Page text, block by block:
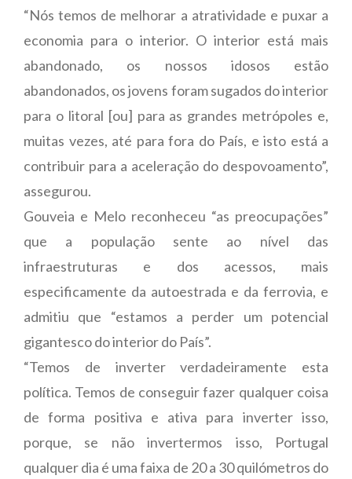
“Nós temos de melhorar a atratividade e puxar a
economia para o interior. O interior está mais
abandonado, os nossos idosos estão
abandonados, os jovens foram sugados do interior
para o litoral [ou] para as grandes metrópoles e,
muitas vezes, até para fora do País, e isto está a
contribuir para a aceleração do despovoamento”,
assegurou.
Gouveia e Melo reconheceu “as preocupações”
que a população sente ao nível das
infraestruturas e dos acessos, mais
especificamente da autoestrada e da ferrovia, e
admitiu que “estamos a perder um potencial
gigantesco do interior do País”.
“Temos de inverter verdadeiramente esta
política. Temos de conseguir fazer qualquer coisa
de forma positiva e ativa para inverter isso,
porque, se não invertermos isso, Portugal
qualquer dia é uma faixa de 20 a 30 quilómetros do